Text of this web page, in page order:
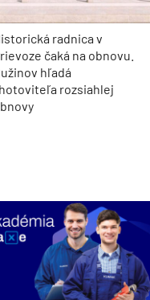
radnica v
čaká na obnovu.
hľadá
rozsiahlej